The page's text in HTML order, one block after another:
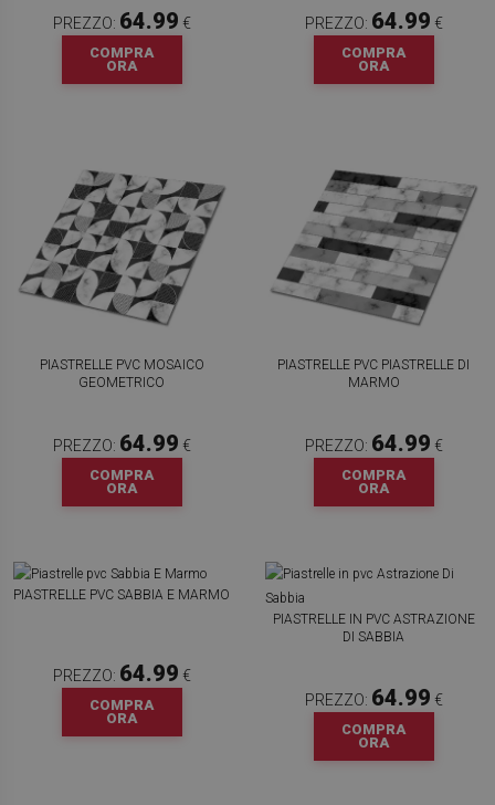
PREZZO: 64.99 €
COMPRA
ORA
PREZZO: 64.99 €
COMPRA
ORA
PIASTRELLE PVC MOSAICO
GEOMETRICO
PREZZO: 64.99 €
COMPRA
ORA
PIASTRELLE PVC PIASTRELLE DI
MARMO
PREZZO: 64.99 €
COMPRA
ORA
PIASTRELLE PVC SABBIA E MARMO
PREZZO: 64.99 €
COMPRA
ORA
PIASTRELLE IN PVC ASTRAZIONE
DI SABBIA
PREZZO: 64.99 €
COMPRA
ORA